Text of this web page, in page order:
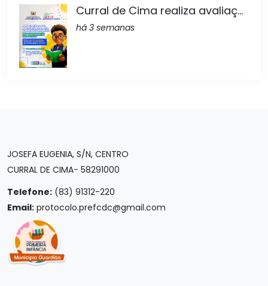
Curral de Cima realiza avaliaç...
há 3 semanas
JOSEFA EUGENIA, S/N, CENTRO
CURRAL DE CIMA- 58291000
Telefone: (83) 91312-220
Email: protocolo.prefcdc@gmail.com